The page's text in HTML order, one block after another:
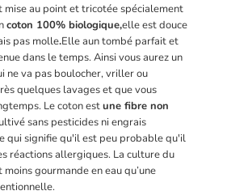
mise au point et tricotée spécialement
coton 100% biologique,elle est douce
pas molle.Elle aun tombé parfait et
dans le temps. Ainsi vous aurez un
ne va pas boulocher, vriller ou
quelques lavages et que vous
Le coton estune fibre non
sans pesticides ni engrais
qui signifie qu'il est peu probable qu'il
réactions allergiques. La culture du
gourmande en eau qu’une